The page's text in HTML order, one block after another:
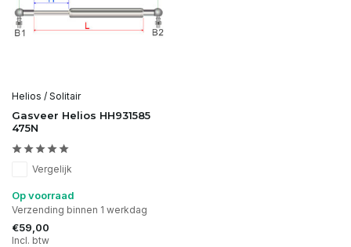
Helios / Solitair
Gasveer Helios HH931585
475N
Vergelijk
Op voorraad
Verzending binnen 1 werkdag
€59,00
Incl. btw